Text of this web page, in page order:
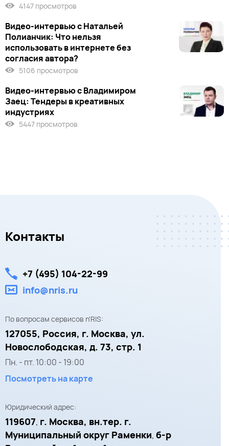
4147 просмотров
Видео-интервью с Натальей
Полианчик: Что нельзя
использовать в интернете без
согласия автора?
5106 просмотров
Видео-интервью с Владимиром
Заец: Тендеры в креативных
индустриях
5447 просмотров
Контакты
+7 (495) 104-22-99
info@nris.ru
По вопросам сервисов n'RIS:
127055, Россия, г. Москва, ул.
Новослободская, д. 73, стр. 1
Пн. - пт. 10:00 - 19:00
Посмотреть на карте
Юридический адрес:
119607, г. Москва, вн.тер. г.
Муниципальный округ Раменки, б-р